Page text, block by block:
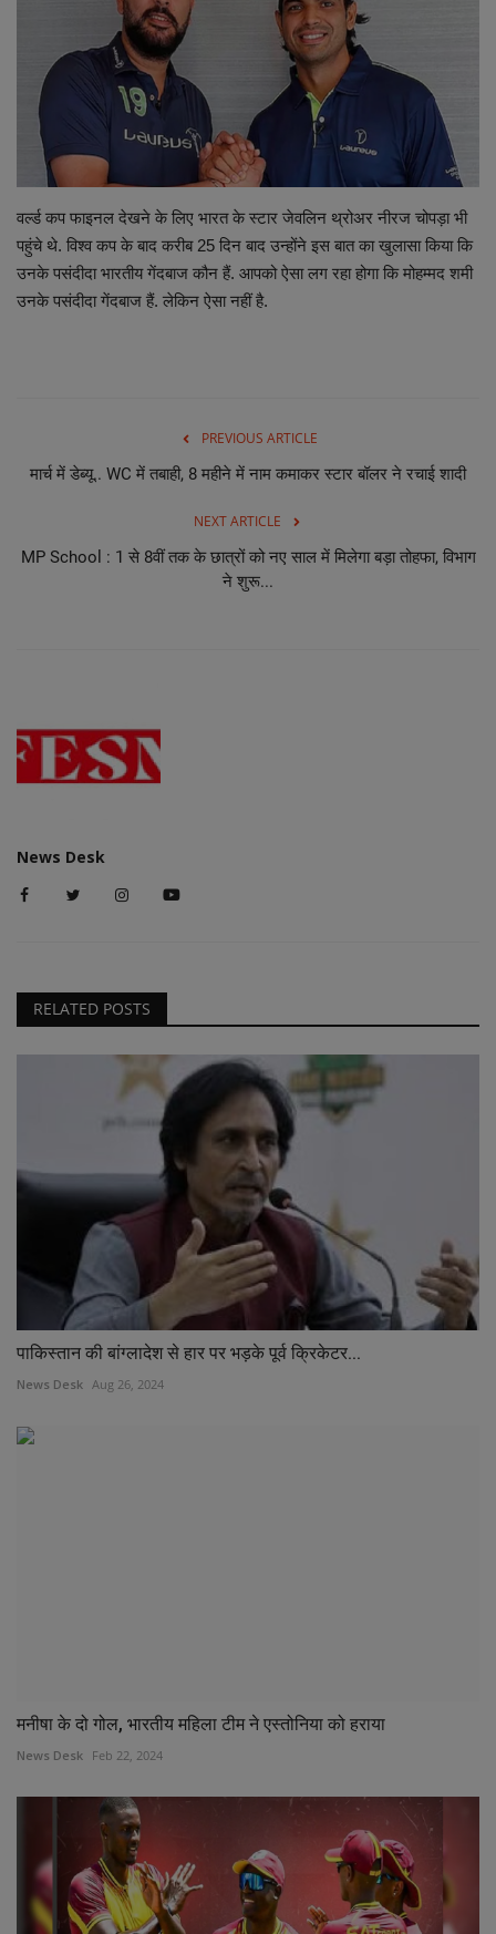
छत्तीसगढ़ इतिहास
मनोरंजन
विविध
वर्ल्ड कप फाइनल देखने के लिए भारत के स्टार जेवलिन थ्रोअर नीरज चोपड़ा भी
पहुंचे थे. विश्व कप के बाद करीब 25 दिन बाद उन्होंने इस बात का खुलासा किया कि
उनके पसंदीदा भारतीय गेंदबाज कौन हैं. आपको ऐसा लग रहा होगा कि मोहम्मद शमी
उनके पसंदीदा गेंदबाज हैं. लेकिन ऐसा नहीं है.
PREVIOUS ARTICLE
मार्च में डेब्यू.. WC में तबाही, 8 महीने में नाम कमाकर स्टार बॉलर ने रचाई शादी
NEXT ARTICLE
MP School : 1 से 8वीं तक के छात्रों को नए साल में मिलेगा बड़ा तोहफा, विभाग
ने शुरू...
News Desk
RELATED POSTS
पाकिस्तान की बांग्लादेश से हार पर भड़के पूर्व क्रिकेटर...
News Desk Aug 26, 2024
मनीषा के दो गोल, भारतीय महिला टीम ने एस्तोनिया को हराया
News Desk Feb 22, 2024